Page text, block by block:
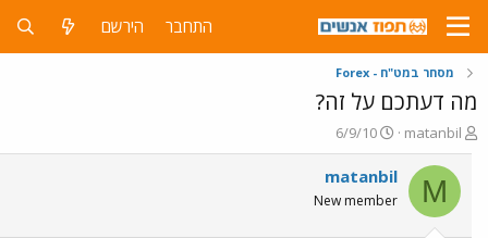
התחבר הירשם
מסחר במט"ח - Forex
מה דעתכם על זה?
פ
ו
ת
ח
ה
matanbil
פ
ו
ר
ס
ם
6/9/10
M
matanbil
New member